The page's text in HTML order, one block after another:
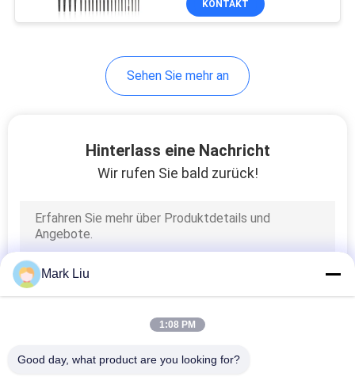
Einzelne Make-
Körper-Pinsel
KONTAKT
Sehen Sie mehr an
Hinterlass eine Nachricht
Wir rufen Sie bald zurück!
Mark Liu
1:08 PM
Good day, what product are you looking for?